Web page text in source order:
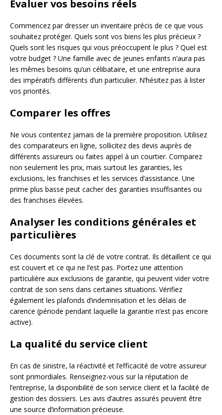
Évaluer vos besoins réels
Commencez par dresser un inventaire précis de ce que vous
souhaitez protéger. Quels sont vos biens les plus précieux ?
Quels sont les risques qui vous préoccupent le plus ? Quel est
votre budget ? Une famille avec de jeunes enfants n’aura pas
les mêmes besoins qu’un célibataire, et une entreprise aura
des impératifs différents d’un particulier. N’hésitez pas à lister
vos priorités.
Comparer les offres
Ne vous contentez jamais de la première proposition. Utilisez
des comparateurs en ligne, sollicitez des devis auprès de
différents assureurs ou faites appel à un courtier. Comparez
non seulement les prix, mais surtout les garanties, les
exclusions, les franchises et les services d’assistance. Une
prime plus basse peut cacher des garanties insuffisantes ou
des franchises élevées.
Analyser les conditions générales et
particulières
Ces documents sont la clé de votre contrat. Ils détaillent ce qui
est couvert et ce qui ne l’est pas. Portez une attention
particulière aux exclusions de garantie, qui peuvent vider votre
contrat de son sens dans certaines situations. Vérifiez
également les plafonds d’indemnisation et les délais de
carence (période pendant laquelle la garantie n’est pas encore
active).
La qualité du service client
En cas de sinistre, la réactivité et l’efficacité de votre assureur
sont primordiales. Renseignez-vous sur la réputation de
l’entreprise, la disponibilité de son service client et la facilité de
gestion des dossiers. Les avis d’autres assurés peuvent être
une source d’information précieuse.